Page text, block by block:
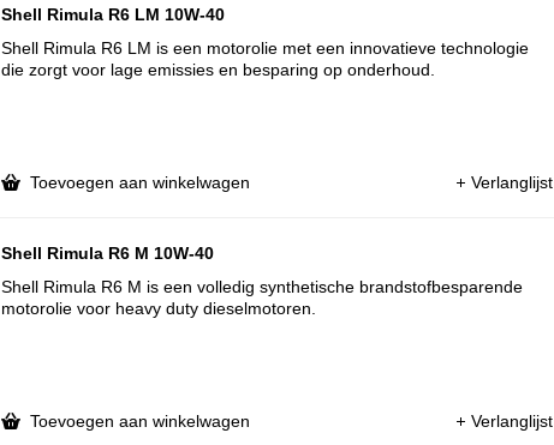
Shell Rimula R6 LM 10W-40
Shell Rimula R6 LM is een motorolie met een innovatieve technologie
die zorgt voor lage emissies en besparing op onderhoud.
Toevoegen aan winkelwagen Verlanglijst
Shell Rimula R6 M 10W-40
Shell Rimula R6 M is een volledig synthetische brandstofbesparende
motorolie voor heavy duty dieselmotoren.
Toevoegen aan winkelwagen Verlanglijst